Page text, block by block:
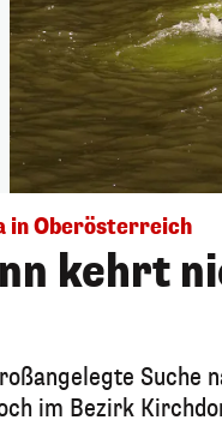
in Oberösterreich
kehrt
Suche
im Bezirk